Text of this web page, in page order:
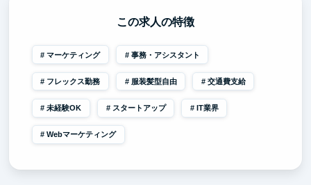
この求人の特徴
マーケティング 事務・アシスタント
フレックス勤務 服装髪型自由 交通費支給
未経験OK スタートアップ IT業界
Webマーケティング